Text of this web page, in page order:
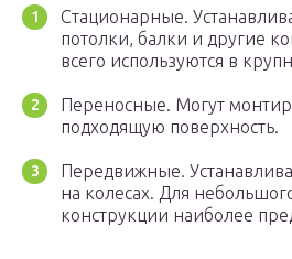
Стационарные.
потолки, балки и другие
всего используются в
Переносные. Могут
подходящую поверхность.
Передвижные.
на колесах. Для
конструкции наиболее